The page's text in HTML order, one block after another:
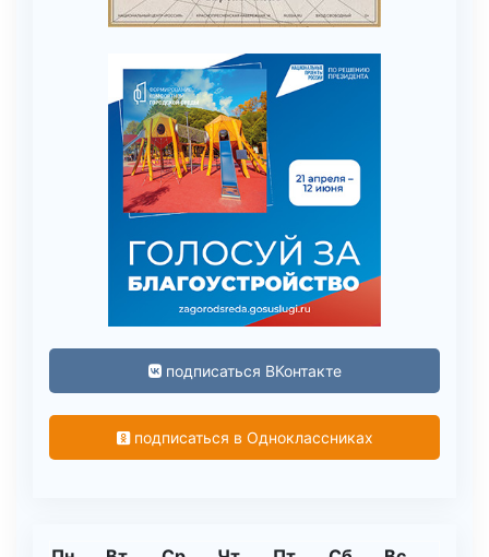
подписаться ВКонтакте
подписаться в Одноклассниках